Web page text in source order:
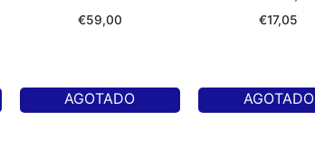
€59,00
AGOTADO
€17,05
AGOTADO